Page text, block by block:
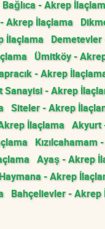
Bağlıca - Akrep
Akrep İlaçlama
İlaçlama
Ümitköy -
- Akrep
Sanayisi - Akrep
Siteler - Akrep
İlaçlama Akyurt
Kızılcahamam
Ayaş - Akrep
Haymana - Akrep
Bahçelievler - Akrep